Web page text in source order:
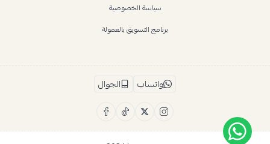
سياسة الخصوصية
برنامج التسويق بالعمولة
واتساب الجوال